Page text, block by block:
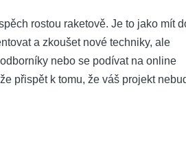
rostou raketově. Je to jako mít
a zkoušet nové techniky, ale
nebo se podívat na online
přispět k tomu, že váš projekt